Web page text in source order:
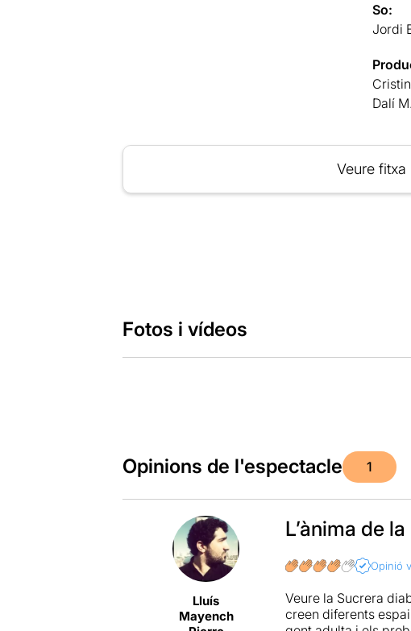
So:
Jordi
Dalí
Veure fitxa
Fotos i vídeos
Opinions de l'espectacle 1
Lluís
Mayench
L’ànima de
Opinió
Veure la Sucrera
creen diferents